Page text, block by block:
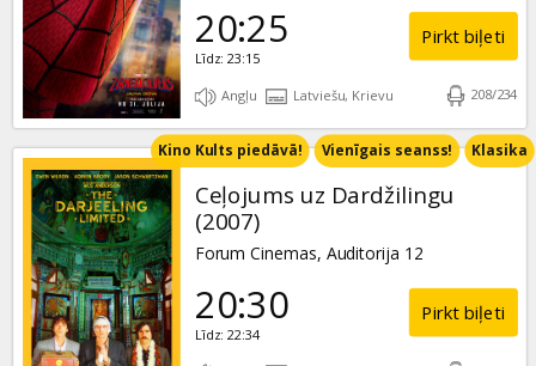
20:25
Līdz: 23:15
Pirkt biļeti
Angļu Latviešu, Krievu 208/234
Ceļojums uz Dardžilingu
(2007)
Forum Cinemas, Auditorija 12
Kino Kults piedāvā! Vienīgais seanss! Klasika
20:30
Līdz: 22:34
Pirkt biļeti